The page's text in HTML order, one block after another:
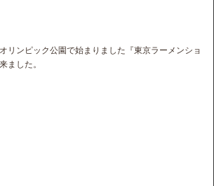
リンピック公園で始まりました『東京ラーメンショ
ました。